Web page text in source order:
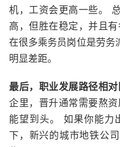
机，工资会更高一些。
高，但胜在稳定，并且
在很多乘务员岗位是劳务
明显差距。
最后，职业发展路径相对
企里，晋升通常需要熬
能望到头。 如果你能力
下，新兴的城市地铁公